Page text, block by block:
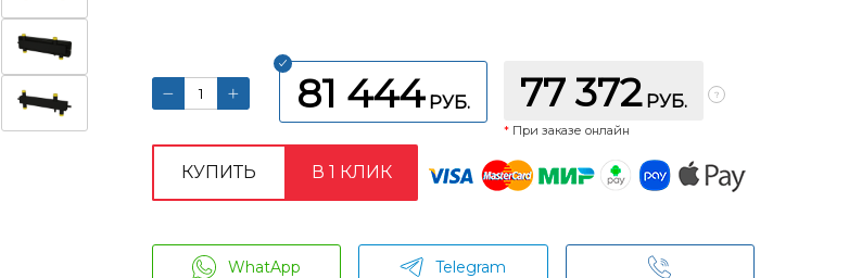
81 444 РУБ. 77 372 РУБ.
* При заказе онлайн
КУПИТЬ В 1 КЛИК
WhatApp Telegram